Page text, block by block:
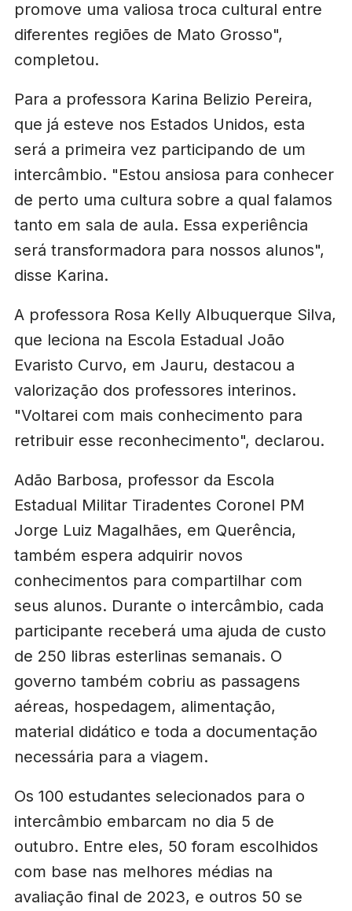
promove uma valiosa troca cultural entre
diferentes regiões de Mato Grosso",
completou.
Para a professora Karina Belizio Pereira,
que já esteve nos Estados Unidos, esta
será a primeira vez participando de um
intercâmbio. "Estou ansiosa para conhecer
de perto uma cultura sobre a qual falamos
tanto em sala de aula. Essa experiência
será transformadora para nossos alunos",
disse Karina.
A professora Rosa Kelly Albuquerque Silva,
que leciona na Escola Estadual João
Evaristo Curvo, em Jauru, destacou a
valorização dos professores interinos.
"Voltarei com mais conhecimento para
retribuir esse reconhecimento", declarou.
Adão Barbosa, professor da Escola
Estadual Militar Tiradentes Coronel PM
Jorge Luiz Magalhães, em Querência,
também espera adquirir novos
conhecimentos para compartilhar com
seus alunos. Durante o intercâmbio, cada
participante receberá uma ajuda de custo
de 250 libras esterlinas semanais. O
governo também cobriu as passagens
aéreas, hospedagem, alimentação,
material didático e toda a documentação
necessária para a viagem.
Os 100 estudantes selecionados para o
intercâmbio embarcam no dia 5 de
outubro. Entre eles, 50 foram escolhidos
com base nas melhores médias na
avaliação final de 2023, e outros 50 se